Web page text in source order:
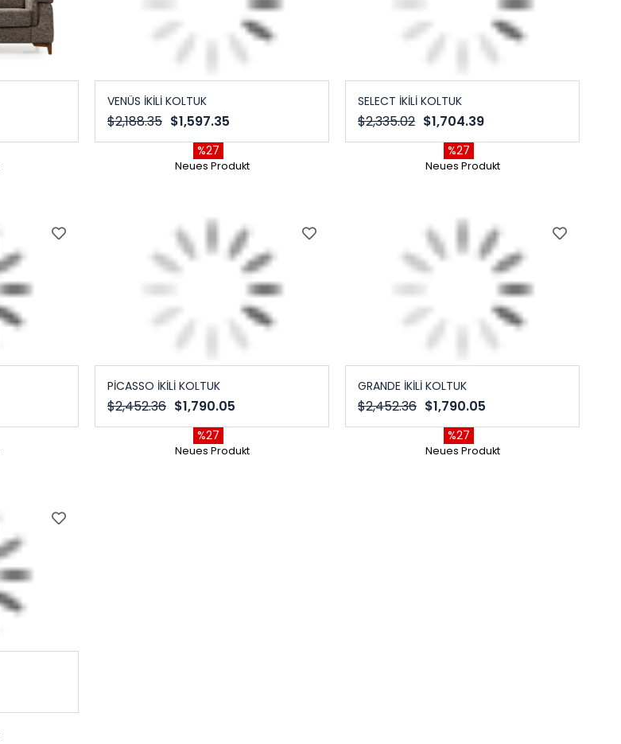
VENÜS İKİLİ KOLTUK
$1,597.35
$2,188.35
%27
Neues Produkt
SELECT İKİLİ KOLTUK
$1,704.39
$2,335.02
%27
Neues Produkt
PİCASSO İKİLİ KOLTUK
$1,790.05
$2,452.36
%27
Neues Produkt
GRANDE İKİLİ KOLTUK
$1,790.05
$2,452.36
%27
Neues Produkt